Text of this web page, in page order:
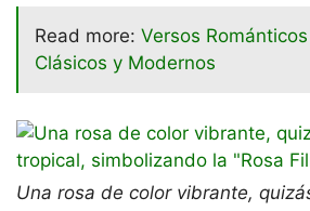
Read more: Versos
Clásicos y Modernos
Una rosa de color vibrante,